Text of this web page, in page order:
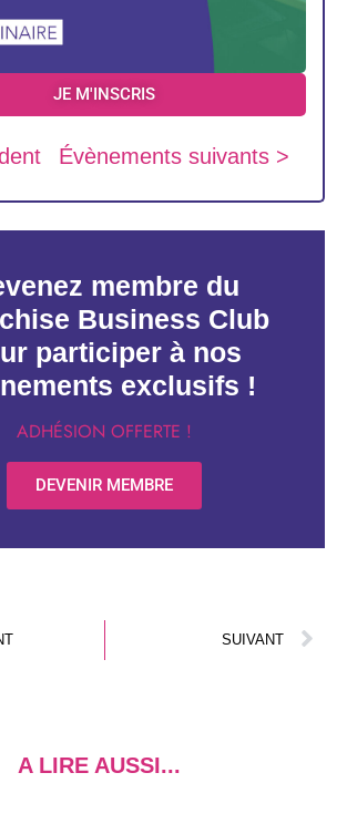
JE M'INSCRIS
Évènements suivants >
membre du
Business Club
participer à nos
exclusifs !
ADHÉSION OFFERTE !
DEVENIR MEMBRE
SUIVANT
A LIRE AUSSI...